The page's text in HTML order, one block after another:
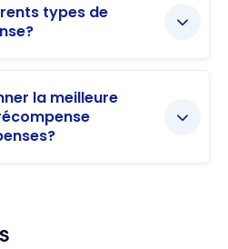
types de
la meilleure